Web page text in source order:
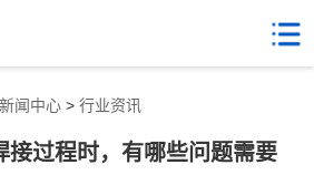
新闻中心 > 行业资讯
接过程时，有哪些问题需要